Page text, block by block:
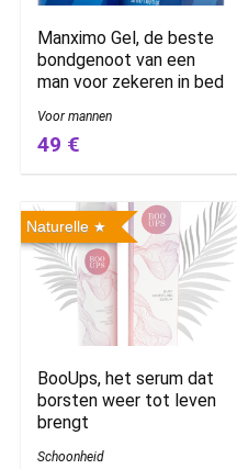
Manximo Gel, de beste
bondgenoot van een
man voor zekeren in bed
Voor mannen
49 €
Naturelle
BooUps, het serum dat
borsten weer tot leven
brengt
Schoonheid